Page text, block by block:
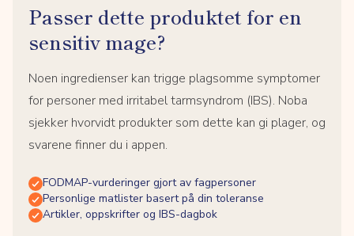
Passer dette produktet for en
sensitiv mage?
Noen ingredienser kan trigge plagsomme symptomer
for personer med irritabel tarmsyndrom (IBS). Noba
sjekker hvorvidt produkter som dette kan gi plager, og
svarene finner du i appen.
FODMAP-vurderinger gjort av fagpersoner
Personlige matlister basert på din toleranse
Artikler, oppskrifter og IBS-dagbok